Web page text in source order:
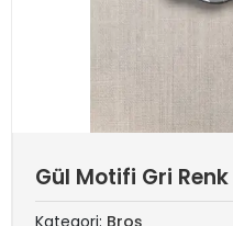
Gül Motifi Gri Renk
Kategori: Broş